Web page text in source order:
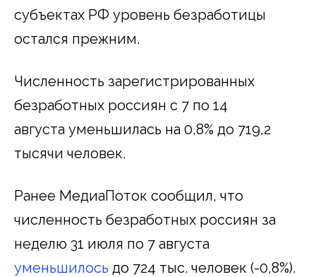
субъектах РФ уровень безработицы
остался прежним.
Численность зарегистрированных
безработных россиян с 7 по 14
августа уменьшилась на 0,8% до 719,2
тысячи человек.
Ранее МедиаПоток сообщил, что
численность безработных россиян за
неделю 31 июля по 7 августа
уменьшилось до 724 тыс. человек (-0,8%).